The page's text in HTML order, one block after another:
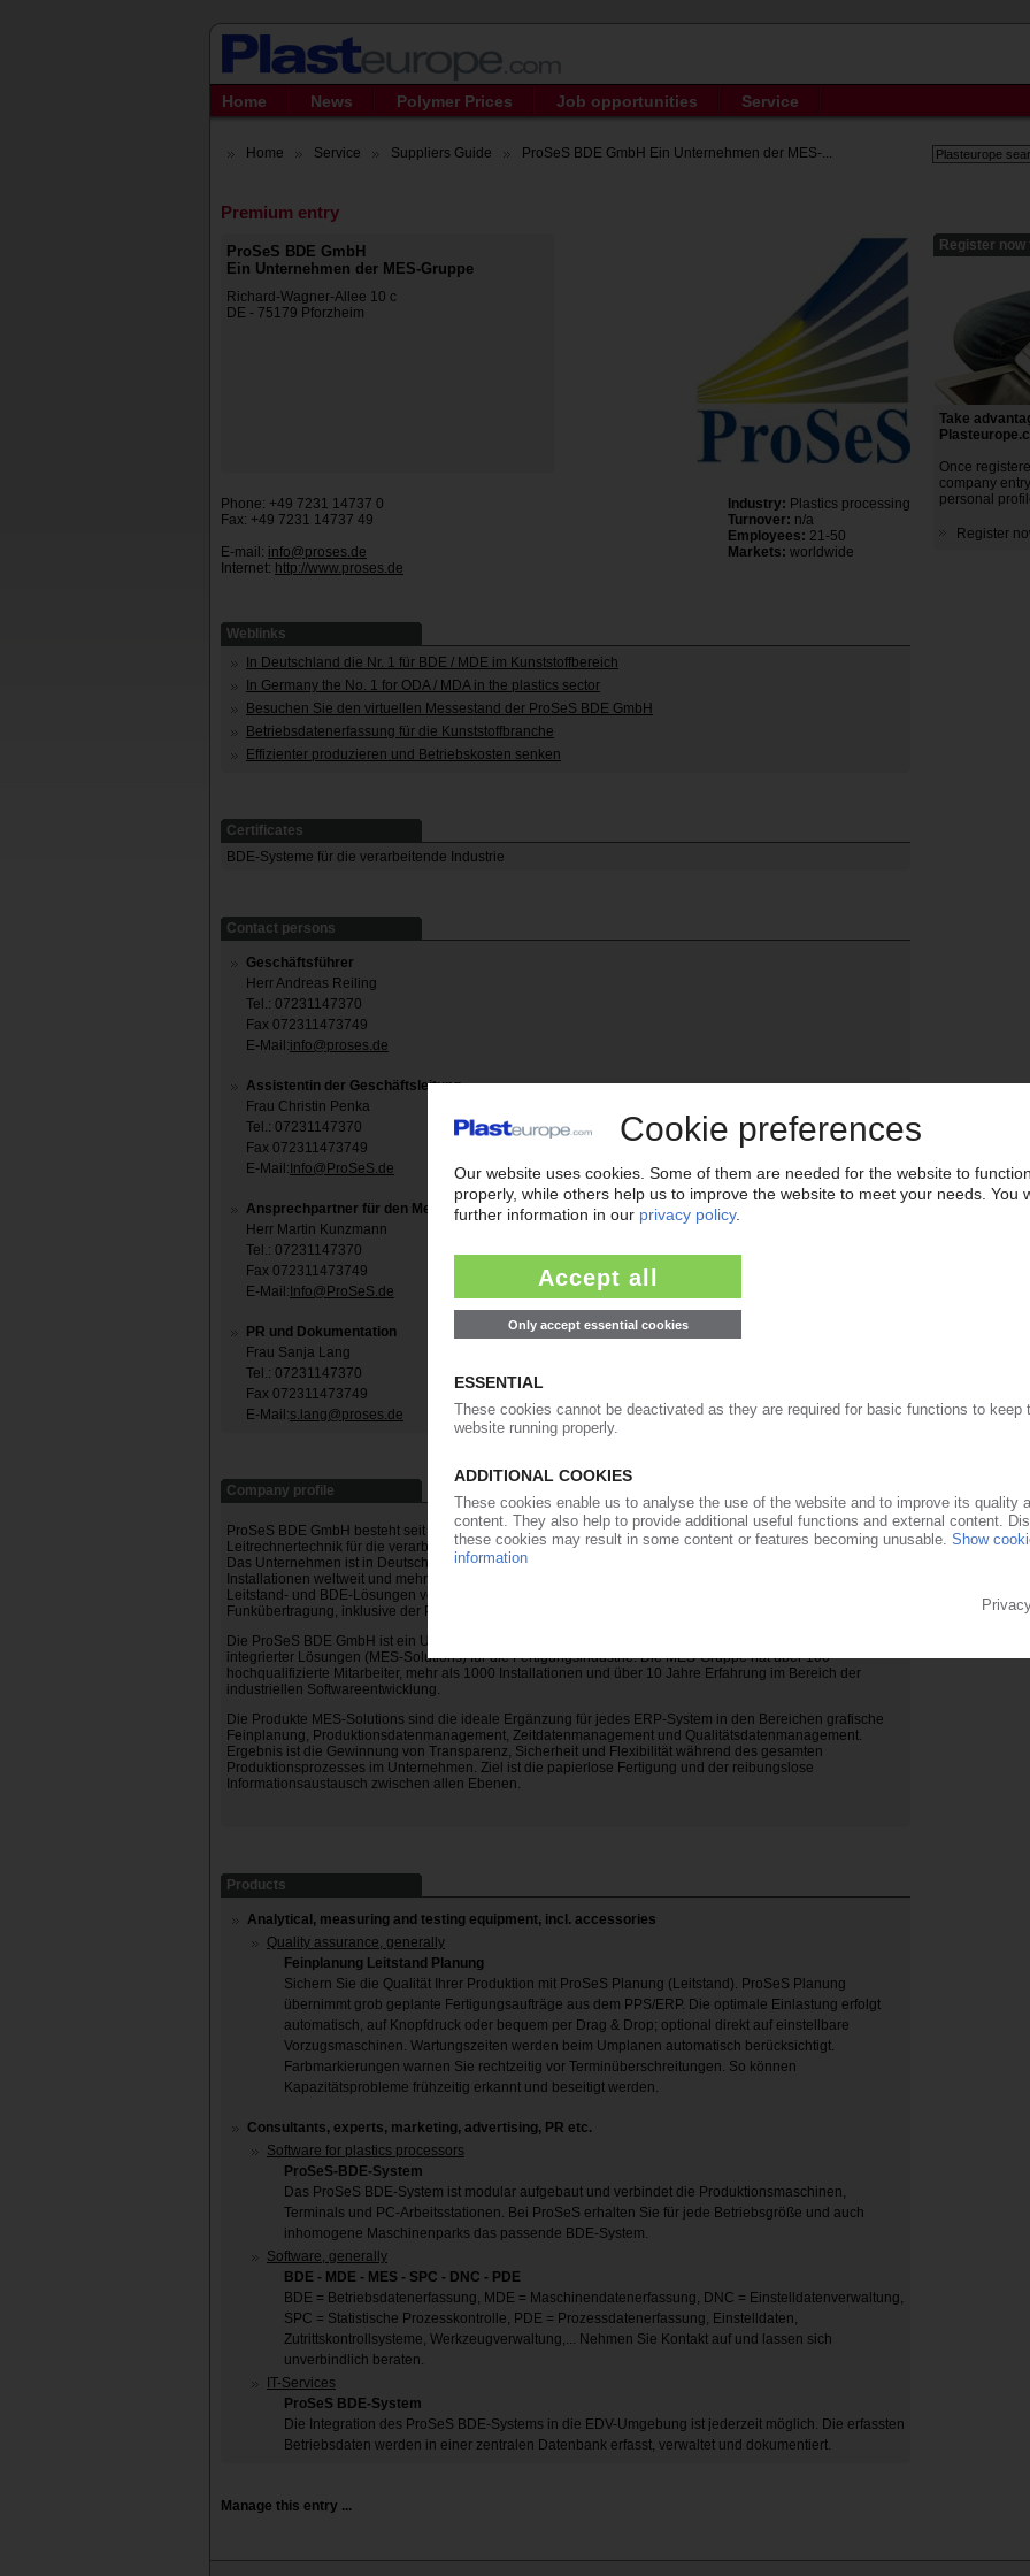
Home News Polymer Prices Job opportunities Service
Home Service Suppliers Guide ProSeS BDE GmbH Ein Unternehmen der MES-...
Premium entry
ProSeS BDE GmbH
Ein Unternehmen der MES-Gruppe
Richard-Wagner-Allee 10 c
DE - 75179 Pforzheim
Phone: +49 7231 14737 0
Fax: +49 7231 14737 49
E-mail: info@proses.de
Internet: http://www.proses.de
Industry: Plastics processing
Turnover: n/a
Employees: 21-50
Markets: worldwide
Weblinks
In Deutschland die Nr. 1 für BDE / MDE im Kunststoffbereich
In Germany the No. 1 for ODA / MDA in the plastics sector
Besuchen Sie den virtuellen Messestand der ProSeS BDE GmbH
Betriebsdatenerfassung für die Kunststoffbranche
Effizienter produzieren und Betriebskosten senken
Certificates
BDE-Systeme für die verarbeitende Industrie
Contact persons
Geschäftsführer
Herr Andreas Reiling
Tel.: 07231147370
Fax 072311473749
E-Mail:info@proses.de
Assistentin der Geschäftsleitung
Frau Christin Penka
Tel.: 07231147370
Fax 072311473749
E-Mail: Info@ProSeS.de
Ansprechpartner für den Metallbereich
Herr Martin Kunzmann
Tel.: 07231147370
Fax 072311473749
E-Mail: Info@ProSeS.de
PR und Dokumentation
Frau Sanja Lang
Tel.: 07231147370
Fax 072311473749
E-Mail:s.lang@proses.de
Company profile
ProSeS BDE GmbH besteht seit über 10 Jahren und bietet anwenderfreundliche Automatisierungs- und
Leitrechnertechnik für die verarbeitende Industrie mit Schwerpunkten in der Kunststoff- und Metallbranche.
Das Unternehmen ist in Deutschland die Nr. 1 für BDE / MDE im Kunststoffbereich, mit über 160
Installationen weltweit und mehr als 6.000 angeschlossenen Produktionsmaschinen. ProSeS bietet
Leitstand- und BDE-Lösungen von der einfachen Zykluserfassung bis hin zu komfortablen Touchscreens und
Funkübertragung, inklusive der Prozessdatenerfassung und Einstelldatenverwaltung.
Die ProSeS BDE GmbH ist ein Unternehmen der MES-Gruppe und gehört zu den führenden Anbietern
integrierter Lösungen (MES-Solutions) für die Fertigungsindustrie. Die MES-Gruppe hat über 100
hochqualifizierte Mitarbeiter, mehr als 1000 Installationen und über 10 Jahre Erfahrung im Bereich der
industriellen Softwareentwicklung.
Die Produkte MES-Solutions sind die ideale Ergänzung für jedes ERP-System in den Bereichen grafische
Feinplanung, Produktionsdatenmanagement, Zeitdatenmanagement und Qualitätsdatenmanagement.
Ergebnis ist die Gewinnung von Transparenz, Sicherheit und Flexibilität während des gesamten
Produktionsprozesses im Unternehmen. Ziel ist die papierlose Fertigung und der reibungslose
Informationsaustausch zwischen allen Ebenen.
Products
Analytical, measuring and testing equipment, incl. accessories
Quality assurance, generally
Feinplanung Leitstand Planung
Sichern Sie die Qualität Ihrer Produktion mit ProSeS Planung (Leitstand). ProSeS Planung
übernimmt grob geplante Fertigungsaufträge aus dem PPS/ERP. Die optimale Einlastung erfolgt
automatisch, auf Knopfdruck oder bequem per Drag & Drop; optional direkt auf einstellbare
Vorzugsmaschinen. Wartungszeiten werden beim Umplanen automatisch berücksichtigt.
Farbmarkierungen warnen Sie rechtzeitig vor Terminüberschreitungen. So können
Kapazitätsprobleme frühzeitig erkannt und beseitigt werden.
Consultants, experts, marketing, advertising, PR etc.
Software for plastics processors
ProSeS-BDE-System
Das ProSeS BDE-System ist modular aufgebaut und verbindet die Produktionsmaschinen,
Terminals und PC-Arbeitsstationen. Bei ProSeS erhalten Sie für jede Betriebsgröße und auch
inhomogene Maschinenparks das passende BDE-System.
Software, generally
BDE - MDE - MES - SPC - DNC - PDE
BDE = Betriebsdatenerfassung, MDE = Maschinendatenerfassung, DNC = Einstelldatenverwaltung,
SPC = Statistische Prozesskontrolle, PDE = Prozessdatenerfassung, Einstelldaten,
Zutrittskontrollsysteme, Werkzeugverwaltung,... Nehmen Sie Kontakt auf und lassen sich
unverbindlich beraten.
IT-Services
ProSeS BDE-System
Die Integration des ProSeS BDE-Systems in die EDV-Umgebung ist jederzeit möglich. Die erfassten
Betriebsdaten werden in einer zentralen Datenbank erfasst, verwaltet und dokumentiert.
Manage this entry ...
Register
Take
Once
company
personal
Register